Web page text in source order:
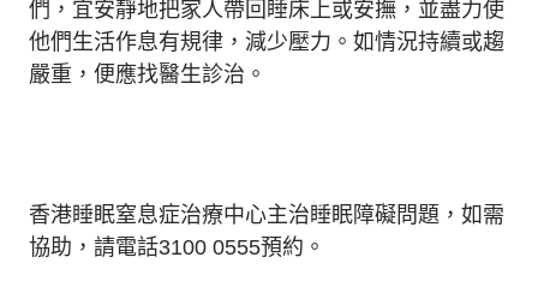
們，宜安靜地把家人帶回睡床上或安撫，並盡力使
他們生活作息有規律，減少壓力。如情況持續或趨
嚴重，便應找醫生診治。
香港睡眠窒息症治療中心主治睡眠障礙問題，如需
協助，請電話3100 0555預約。